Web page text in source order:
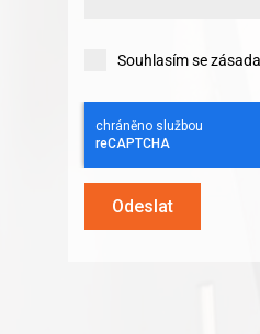
Souhlasím se
Odeslat